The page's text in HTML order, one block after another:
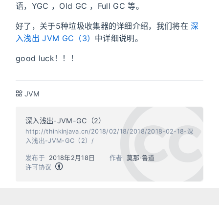
语，YGC ，Old GC ，Full GC 等。
好了，关于5种垃圾收集器的详细介绍，我们将在深
入浅出 JVM GC（3） 中详细说明。
good luck！！！
JVM
深入浅出-JVM-GC（2）
http://thinkinjava.cn/2018/02/18/2018/2018-02-18-深
入浅出-JVM-GC（2）/
作者 莫那·鲁道
发布于
2018年2月18日
许可协议